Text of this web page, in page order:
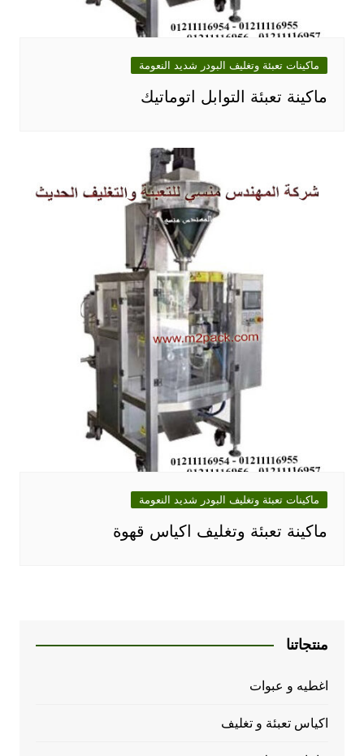
ماكينات تعبئة وتغليف البودر شديد النعومة
ماكينة تعبئة التوابل اتوماتيك
ماكينات تعبئة وتغليف البودر شديد النعومة
ماكينة تعبئة وتغليف اكياس قهوة
منتجاتنا
اغطيه و عبوات
اكياس تعبئة و تغليف